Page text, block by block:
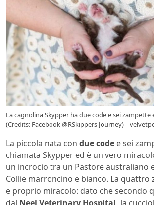
La cagnolina Skypper ha due code e sei zampette
(Credits: Facebook @RSkippers Journey) –
La piccola nata con due code e sei
chiamata Skypper ed è un vero
un incrocio tra un Pastore australiano
Collie marroncino e bianco. La quattro
e proprio miracolo: dato che secondo
dal Neel Veterinary Hospital, la